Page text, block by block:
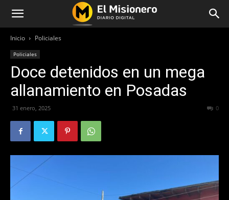
Inicio Policiales
Policiales
Doce detenidos en un mega
allanamiento en Posadas
31 enero, 2025 0